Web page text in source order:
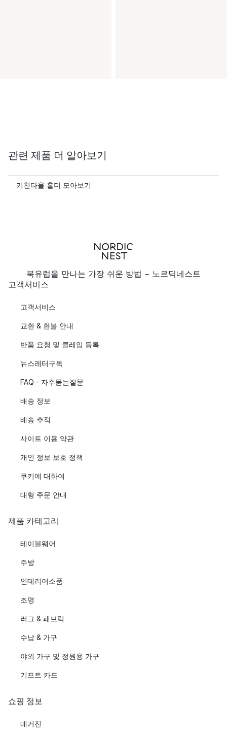
관련 제품 더 알아보기
키친타올 홀더 모아보기
북유럽을 만나는 가장 쉬운 방법 - 노르딕네스트
고객서비스
고객서비스
교환 & 환불 안내
반품 요청 및 클레임 등록
뉴스레터구독
FAQ - 자주묻는질문
배송 정보
배송 추적
사이트 이용 약관
개인 정보 보호 정책
쿠키에 대하여
대형 주문 안내
제품 카테고리
테이블웨어
주방
인테리어소품
조명
러그 & 패브릭
수납 & 가구
야외 가구 및 정원용 가구
기프트 카드
쇼핑 정보
매거진